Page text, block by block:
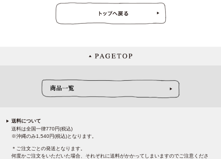
送料について
送料は全国一律770円(税込)
※沖縄のみ1,540円(税込)となります。
＊ご注文ごとの発送となります。
何度かご注文をいただいた場合、それぞれに送料がかかってしまいますのでご注意くださ